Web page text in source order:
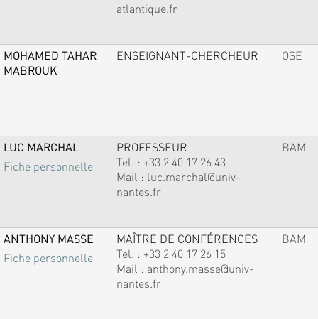
atlantique.fr
MOHAMED TAHAR
MABROUK
ENSEIGNANT-CHERCHEUR OSE
LUC MARCHAL
Fiche personnelle
PROFESSEUR
Tel. : +33 2 40 17 26 43
Mail : luc.marchal@univ-
nantes.fr
BAM
ANTHONY MASSE
Fiche personnelle
MAÎTRE DE CONFÉRENCES
Tel. : +33 2 40 17 26 15
Mail : anthony.masse@univ-
nantes.fr
BAM